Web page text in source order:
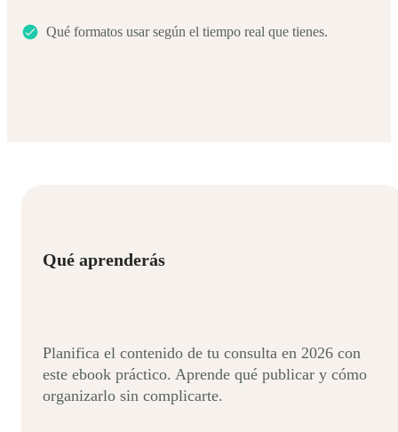
Qué formatos usar según el tiempo real que tienes.
Qué aprenderás
Planifica el contenido de tu consulta en 2026 con
este ebook práctico. Aprende qué publicar y cómo
organizarlo sin complicarte.